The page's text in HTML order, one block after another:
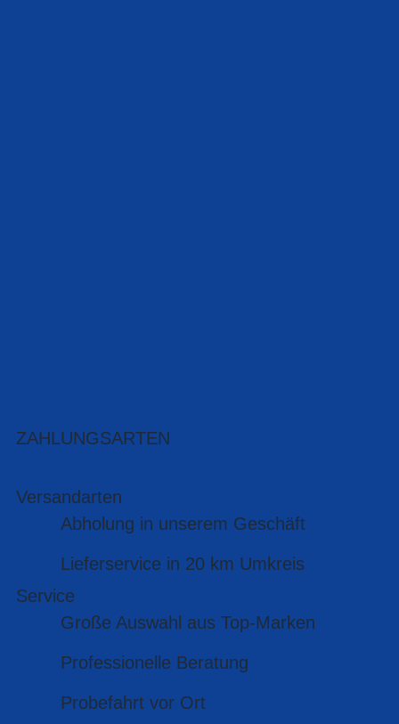
ZAHLUNGSARTEN
Versandarten
Abholung in unserem Geschäft
Lieferservice in 20 km Umkreis
Service
Große Auswahl aus Top-Marken
Professionelle Beratung
Probefahrt vor Ort